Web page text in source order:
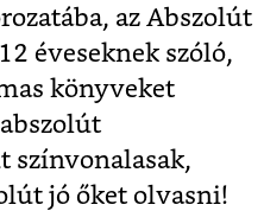
az Abszolút
éveseknek szóló,
könyveket
színvonalasak,
jó őket olvasni!